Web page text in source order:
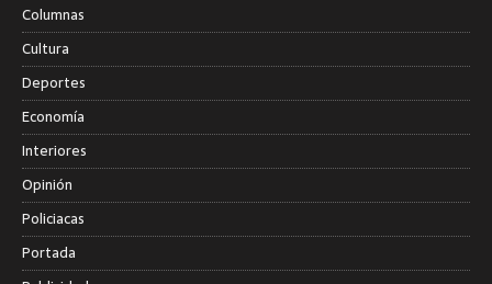
Columnas
Cultura
Deportes
Economía
Interiores
Opinión
Policiacas
Portada